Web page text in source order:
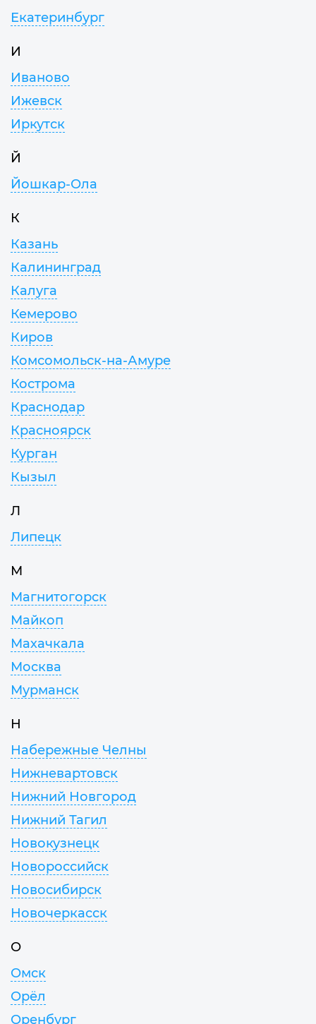
Екатеринбург
И
Иваново
Ижевск
Иркутск
Й
Йошкар-Ола
К
Казань
Калининград
Калуга
Кемерово
Киров
Комсомольск-на-Амуре
Кострома
Краснодар
Красноярск
Курган
Кызыл
Л
Липецк
М
Магнитогорск
Майкоп
Махачкала
Москва
Мурманск
Н
Набережные Челны
Нижневартовск
Нижний Новгород
Нижний Тагил
Новокузнецк
Новороссийск
Новосибирск
Новочеркасск
О
Омск
Орёл
Оренбург